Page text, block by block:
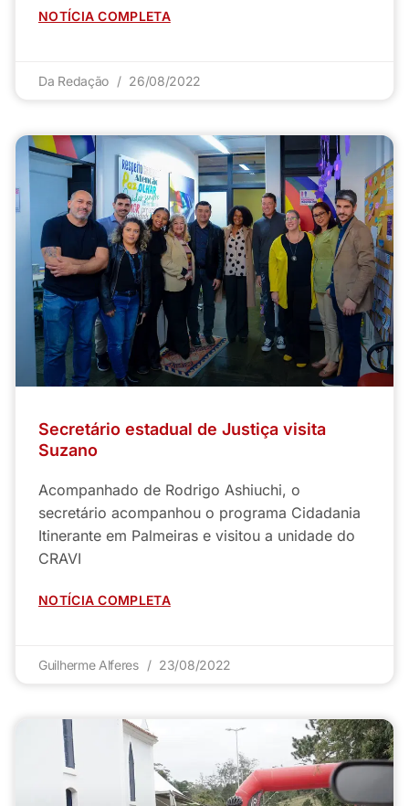
NOTÍCIA COMPLETA
Da Redação 26/08/2022
Secretário estadual de Justiça visita
Suzano
Acompanhado de Rodrigo Ashiuchi, o
secretário acompanhou o programa Cidadania
Itinerante em Palmeiras e visitou a unidade do
CRAVI
NOTÍCIA COMPLETA
Guilherme Alferes 23/08/2022